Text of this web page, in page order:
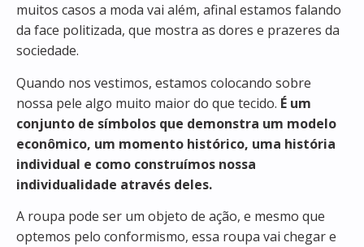
muitos casos a moda vai além, afinal estamos falando
da face politizada, que mostra as dores e prazeres da
sociedade.
Quando nos vestimos, estamos colocando sobre
nossa pele algo muito maior do que tecido. É um
conjunto de símbolos que demonstra um modelo
econômico, um momento histórico, uma história
individual e como construímos nossa
individualidade através deles.
A roupa pode ser um objeto de ação, e mesmo que
optemos pelo conformismo, essa roupa vai chegar e